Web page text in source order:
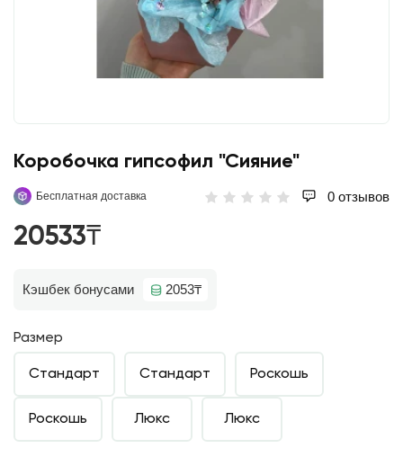
Коробочка гипсофил "Сияние"
Бесплатная доставка 0 отзывов
20533₸
Кэшбек бонусами 2053₸
Размер
Стандарт Стандарт Роскошь
Роскошь Люкс Люкс